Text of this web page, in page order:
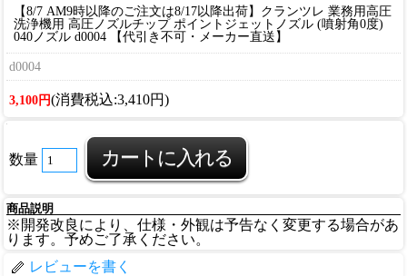
【8/7 AM9時以降のご注文は8/17以降出荷】クランツレ 業務用高圧
洗浄機用 高圧ノズルチップ ポイントジェットノズル (噴射角0度)
040ノズル d0004 【代引き不可・メーカー直送】
d0004
3,100円(消費税込:3,410円)
数量
商品説明
※開発改良により、仕様・外観は予告なく変更する場合があ
ります。予めご了承ください。
レビューを書く